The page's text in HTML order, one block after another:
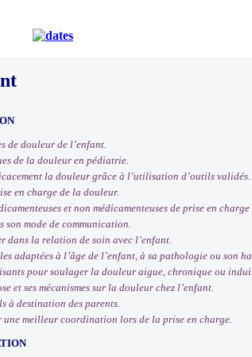
de douleur de l’enfant.
de la douleur en pédiatrie.
la douleur grâce à l’utilisation d’outils validés.
en charge de la douleur.
et non médicamenteuses de prise en
mode de communication.
dans la relation de soin avec l’enfant.
adaptées à l’âge de l’enfant, à sa pathologie ou son
pour soulager la douleur aigue, chronique ou
et ses mécanismes sur la douleur chez l’enfant.
à destination des parents.
meilleur coordination lors de la prise en charge.